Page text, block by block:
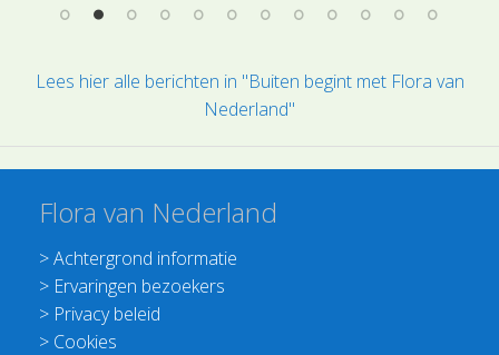
Lees hier alle berichten in "Buiten begint met Flora van
Nederland"
Flora van Nederland
>Achtergrond informatie
> Ervaringen bezoekers
> Privacy beleid
> Cookies